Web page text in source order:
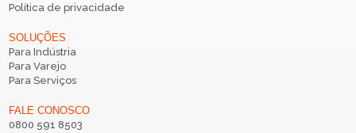
Política de privacidade
SOLUÇÕES
Para Indústria
Para Varejo
Para Serviços
FALE CONOSCO
0800 591 8503